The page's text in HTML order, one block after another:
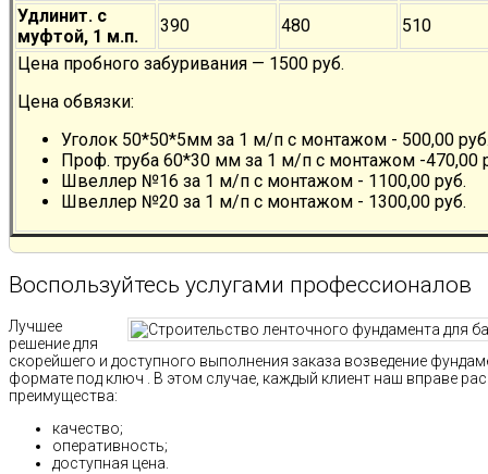
Удлинит. с
муфтой, 1 м.п.
390 480
510
Цена пробного забуривания — 1500 руб.
Цена обвязки:
Уголок 50*50*5мм за 1 м/п с монтажом - 500,00
Проф. труба 60*30 мм за 1 м/п с монтажом -470,00
Швеллер №16 за 1 м/п с монтажом - 1100,00 руб.
Швеллер №20 за 1 м/п с монтажом - 1300,00 руб.
Воспользуйтесь услугами профессионалов
Лучшее
решение для
скорейшего и доступного выполнения заказа возведение
формате под ключ . В этом случае, каждый клиент наш вправе
преимущества:
качество;
оперативность;
доступная цена.